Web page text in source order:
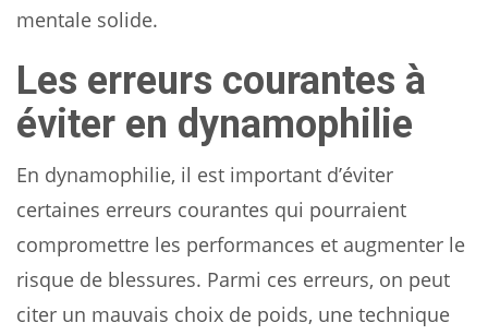
mentale solide.
Les erreurs courantes à
éviter en dynamophilie
En dynamophilie, il est important d’éviter
certaines erreurs courantes qui pourraient
compromettre les performances et augmenter le
risque de blessures. Parmi ces erreurs, on peut
citer un mauvais choix de poids, une technique